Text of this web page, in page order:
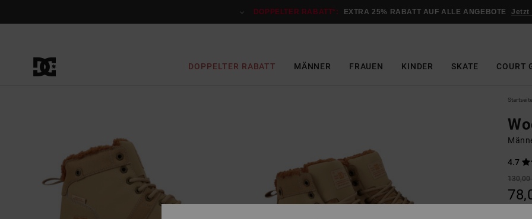
DOPPELTER RABATT*: EXTRA 25% RABATT AUF ALLE ANGEBOTE Jetzt
DOPPELTER RABATT MÄNNER FRAUEN KINDER SKATE COURT
Startseite
4.7
130,00